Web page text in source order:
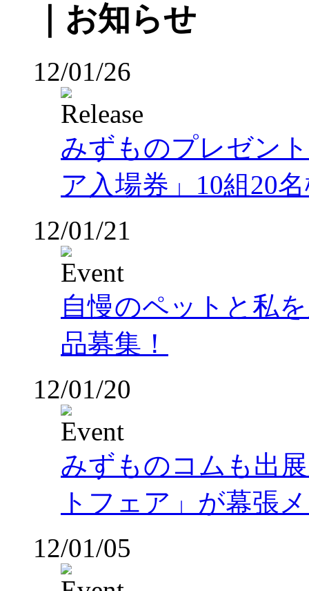
｜お知らせ
12/01/26
みずものプレゼン
ア入場券」10組20
12/01/21
自慢のペットと私
品募集！
12/01/20
みずものコムも出
トフェア」が幕張
12/01/05